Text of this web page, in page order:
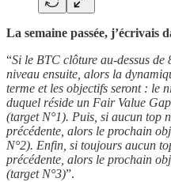
La semaine passée, j’écrivais
“Si le BTC clôture au-dessus
niveau ensuite, alors la
terme et les objectifs seront : le
duquel réside un Fair Value
(target N°1). Puis, si aucun top
précédente, alors le prochain
N°2). Enfin, si toujours aucun
précédente, alors le prochain
(target N°3)”.